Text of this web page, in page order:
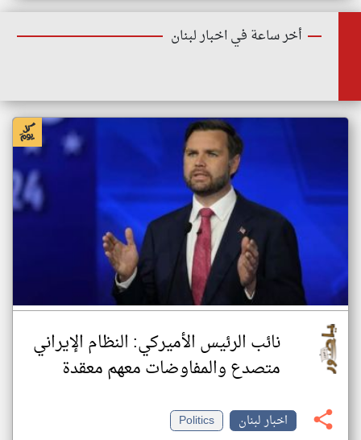
أخر ساعة في اخبار لبنان
نائب الرئيس الأميركي: النظام الإيراني
متصدع والمفاوضات معهم معقدة
اخبار لبنان
Politics